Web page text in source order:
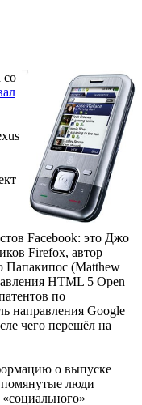
со
Facebook: это Джо
Firefox, автор
Папакипос (Matthew
HTML 5 Open
по
направления Google
чего перешёл на
о выпуске
люди